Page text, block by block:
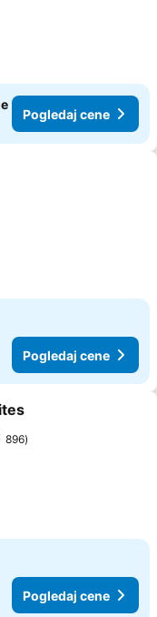
Pogledaj cene
Pogledaj cene
896
Pogledaj cene